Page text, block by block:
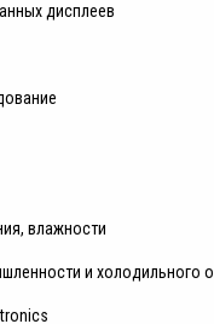
дисплеев
влажности
и холодильного